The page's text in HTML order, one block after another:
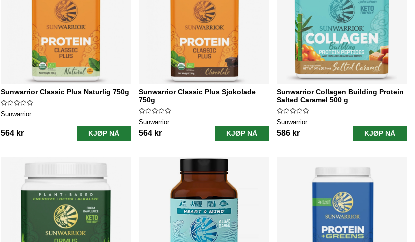
Sunwarrior Classic Plus Naturlig 750g
Sunwarrior
564 kr KJØP NÅ
Sunwarrior Classic Plus Sjokolade
750g
Sunwarrior
564 kr KJØP NÅ
Sunwarrior Collagen Building Protein
Salted Caramel 500 g
Sunwarrior
586 kr KJØP NÅ